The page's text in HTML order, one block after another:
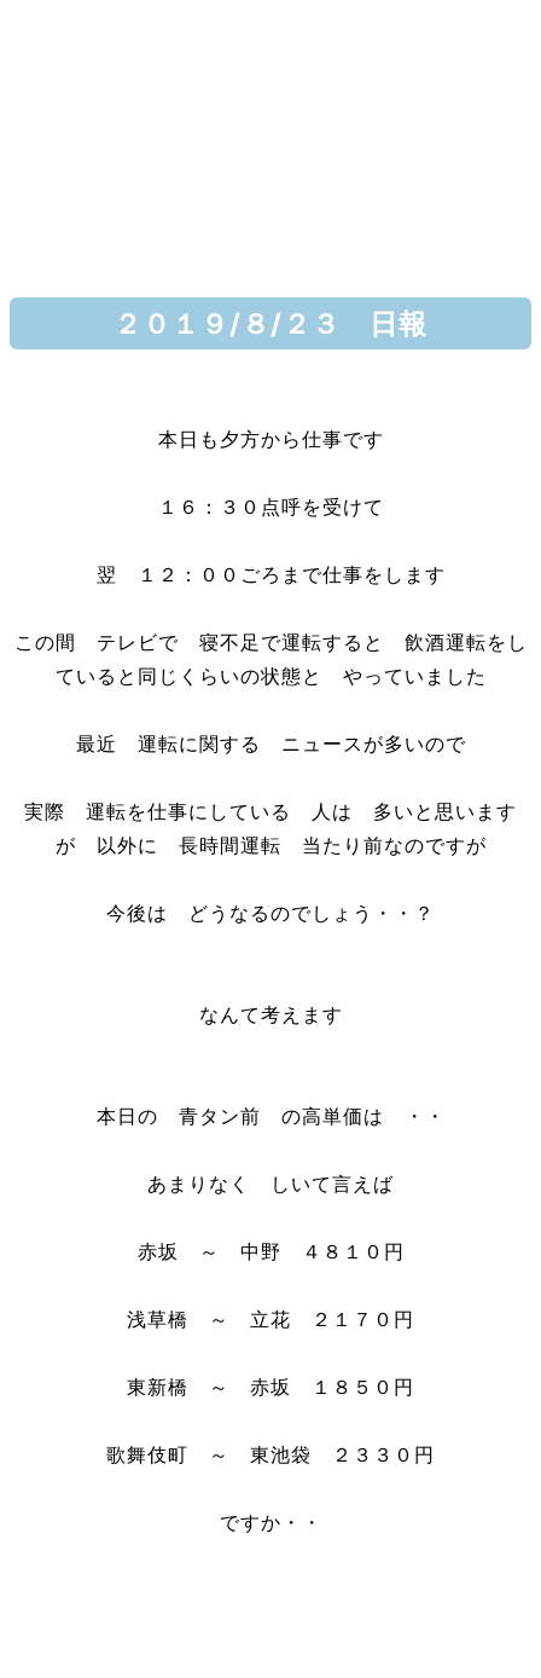
２０１９/８/２３ 日報
本日も夕方から仕事です
１６：３０点呼を受けて
翌 １２：００ごろまで仕事をします
この間 テレビで 寝不足で運転すると 飲酒運転をし
ていると同じくらいの状態と やっていました
最近 運転に関する ニュースが多いので
実際 運転を仕事にしている 人は 多いと思います
が 以外に 長時間運転 当たり前なのですが
今後は どうなるのでしょう・・？
なんて考えます
本日の 青タン前 の高単価は ・・
あまりなく しいて言えば
赤坂 ～ 中野 ４８１０円
浅草橋 ～ 立花 ２１７０円
東新橋 ～ 赤坂 １８５０円
歌舞伎町 ～ 東池袋 ２３３０円
ですか・・